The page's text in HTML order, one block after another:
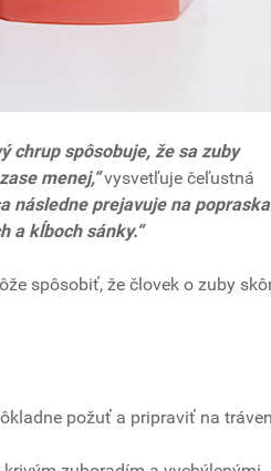
chrup spôsobuje, že sa zuby
menej,“vysvetľuje čeľustná
následne prejavuje na
a kĺboch sánky.“
spôsobiť, že človek o zuby
požuť a pripraviť na